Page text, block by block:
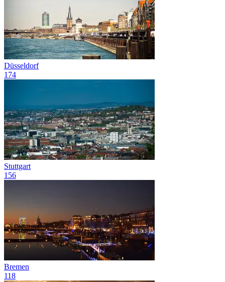
Düsseldorf
174
Stuttgart
156
Bremen
118